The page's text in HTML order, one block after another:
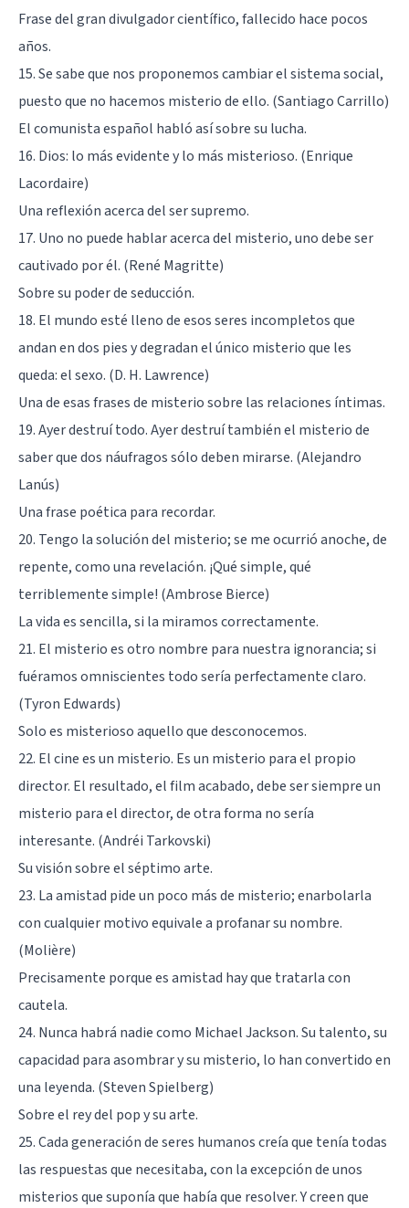
Frase del gran divulgador científico, fallecido hace pocos
años.
15. Se sabe que nos proponemos cambiar el sistema social,
puesto que no hacemos misterio de ello. (Santiago Carrillo)
El comunista español habló así sobre su lucha.
16. Dios: lo más evidente y lo más misterioso. (Enrique
Lacordaire)
Una reflexión acerca del ser supremo.
17. Uno no puede hablar acerca del misterio, uno debe ser
cautivado por él. (René Magritte)
Sobre su poder de seducción.
18. El mundo esté lleno de esos seres incompletos que
andan en dos pies y degradan el único misterio que les
queda: el sexo. (D. H. Lawrence)
Una de esas frases de misterio sobre las relaciones íntimas.
19. Ayer destruí todo. Ayer destruí también el misterio de
saber que dos náufragos sólo deben mirarse. (Alejandro
Lanús)
Una frase poética para recordar.
20. Tengo la solución del misterio; se me ocurrió anoche, de
repente, como una revelación. ¡Qué simple, qué
terriblemente simple! (Ambrose Bierce)
La vida es sencilla, si la miramos correctamente.
21. El misterio es otro nombre para nuestra ignorancia; si
fuéramos omniscientes todo sería perfectamente claro.
(Tyron Edwards)
Solo es misterioso aquello que desconocemos.
22. El cine es un misterio. Es un misterio para el propio
director. El resultado, el film acabado, debe ser siempre un
misterio para el director, de otra forma no sería
interesante. (Andréi Tarkovski)
Su visión sobre el séptimo arte.
23. La amistad pide un poco más de misterio; enarbolarla
con cualquier motivo equivale a profanar su nombre.
(Molière)
Precisamente porque es amistad hay que tratarla con
cautela.
24. Nunca habrá nadie como Michael Jackson. Su talento, su
capacidad para asombrar y su misterio, lo han convertido en
una leyenda. (Steven Spielberg)
Sobre el rey del pop y su arte.
25. Cada generación de seres humanos creía que tenía todas
las respuestas que necesitaba, con la excepción de unos
misterios que suponía que había que resolver. Y creen que